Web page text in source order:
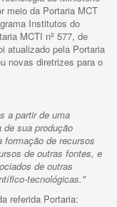
meio da Portaria MCT
Institutos do
MCTI nº 577, de
atualizado pela Portaria
novas diretrizes para o
a partir de uma
sua produção
de recursos
de outras fontes, e
de outras
tecnológicas."
referida Portaria: